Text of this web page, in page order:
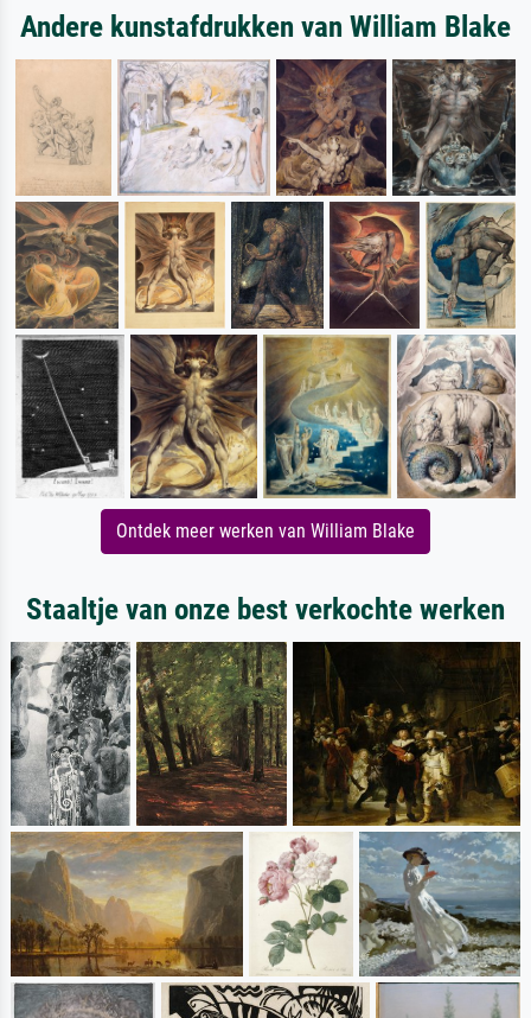
Andere kunstafdrukken van William Blake
Ontdek meer werken van William Blake
Staaltje van onze best verkochte werken